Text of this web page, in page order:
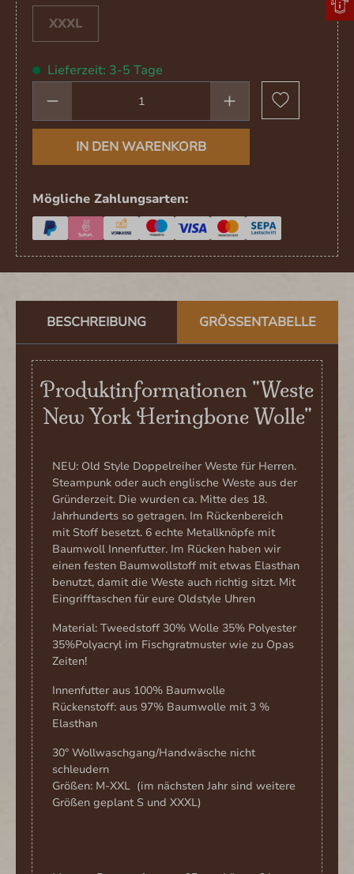
XXXL(Diese Option ist zurzeit nicht verfügbar.)
Lieferzeit: 3-5 Tage
Produkt Anzahl: Gib den
IN DEN WARENKORB
Mögliche Zahlungsarten:
BESCHREIBUNG GRÖSSENTABELLE
Produktinformationen "Weste
New York Heringbone Wolle"
NEU: Old Style Doppelreiher Weste für Herren.
Steampunk oder auch englische Weste aus der
Gründerzeit. Die wurden ca. Mitte des 18.
Jahrhunderts so getragen. Im Rückenbereich
mit Stoff besetzt. 6 echte Metallknöpfe mit
Baumwoll Innenfutter. Im Rücken haben wir
einen festen Baumwollstoff mit etwas Elasthan
benutzt, damit die Weste auch richtig sitzt. Mit
Eingrifftaschen für eure Oldstyle Uhren
Material: Tweedstoff 30% Wolle 35% Polyester
35%Polyacryl im Fischgratmuster wie zu Opas
Zeiten!
Innenfutter aus 100% Baumwolle
Rückenstoff: aus 97% Baumwolle mit 3 %
Elasthan
30° Wollwaschgang/Handwäsche nicht
schleudern
Größen: M-XXL (im nächsten Jahr sind weitere
Größen geplant S und XXXL)